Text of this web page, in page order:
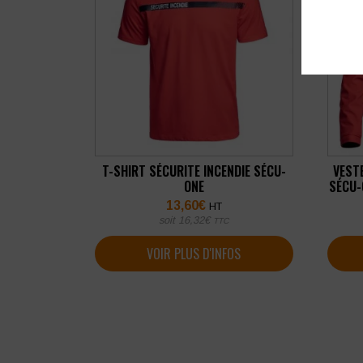
T-SHIRT SÉCURITE INCENDIE SÉCU-
ONE
13,60€ HT
soit 16,32€ TTC
VOIR PLUS D'INFOS